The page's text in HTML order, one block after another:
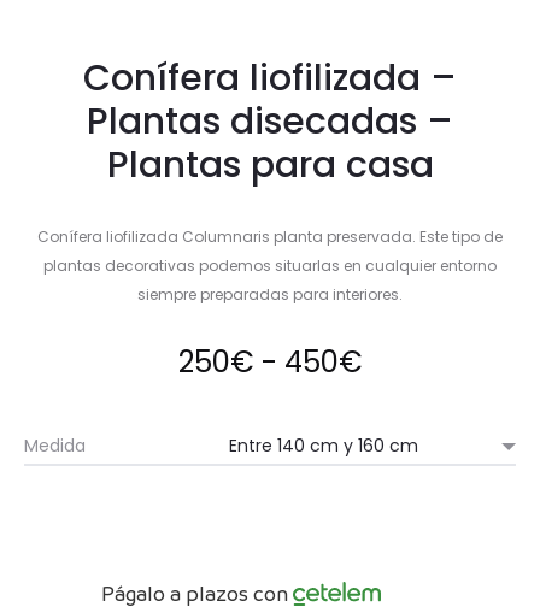
Conífera liofilizada –
Plantas disecadas –
Plantas para casa
Conífera liofilizada Columnaris planta preservada. Este tipo de
plantas decorativas podemos situarlas en cualquier entorno
siempre preparadas para interiores.
250€ - 450€Rango
precios:
250€
Medida
Págalo a plazos con